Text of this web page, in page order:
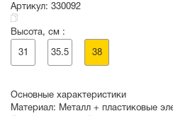
Артикул: 330092
Высота, см :
31 35.5 38
Основные характеристики
Материал: Металл + пластиковые